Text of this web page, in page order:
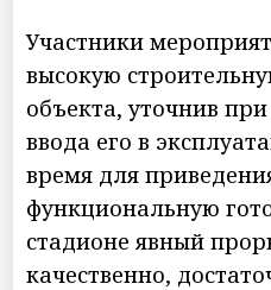
Участники
высокую
объекта, уточнив
ввода его в
время для
функциональную
стадионе явный
качественно,